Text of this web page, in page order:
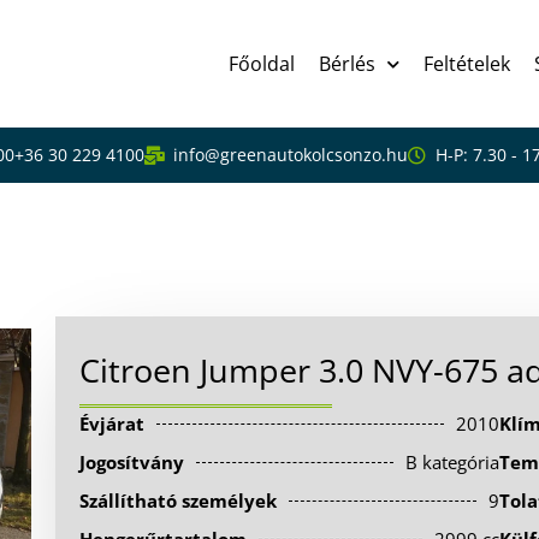
Főoldal Bérlés Feltételek
+36 30 229 4100 info@greenautokolcsonzo.hu H-P: 7.30 -
Citroen Jumper 3.0 NVY-675
Évjárat
2010
Jogosítvány
B kategória
Szállítható személyek
9